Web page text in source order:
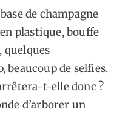
de champagne
plastique, bouffe
quelques
beaucoup de selfies.
t-elle donc ?
d’arborer un